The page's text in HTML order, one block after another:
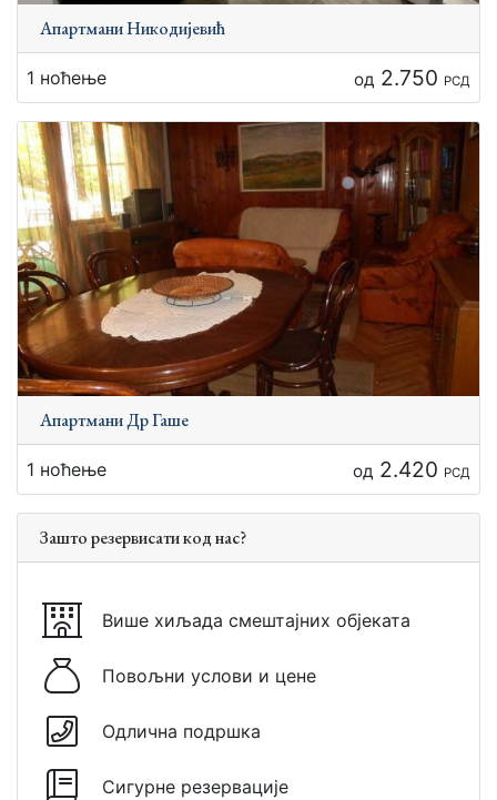
Апартмани Никодијевић
1 ноћење од 2.750 РСД
Апартмани Др Гаше
1 ноћење од 2.420 РСД
Зашто резервисати код нас?
Више хиљада смештајних објеката
Повољни услови и цене
Одлична подршка
Сигурне резервације